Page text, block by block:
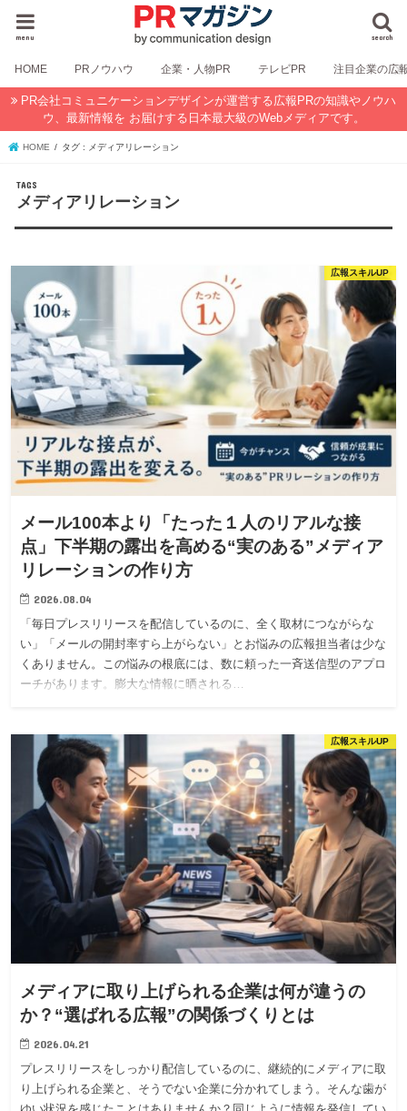
search
menu
HOME PRノウハウ 企業・人物PR テレビPR 注目企業の広
PR会社コミュニケーションデザインが運営する広報PRの知識やノウハ
ウ、最新情報を お届けする日本最大級のWebメディアです。
HOME タグ : メディアリレーション
メディアリレーション
広報スキルUP
メール100本より「たった１人のリアルな接
点」下半期の露出を高める“実のある”メディア
リレーションの作り方
2026.08.04
「毎日プレスリリースを配信しているのに、全く取材につながらな
い」「メールの開封率すら上がらない」とお悩みの広報担当者は少な
くありません。この悩みの根底には、数に頼った一斉送信型のアプロ
ーチがあります。膨大な情報に晒される…
広報スキルUP
メディアに取り上げられる企業は何が違うの
か？“選ばれる広報”の関係づくりとは
2026.04.21
プレスリリースをしっかり配信しているのに、継続的にメディアに取
り上げられる企業と、そうでない企業に分かれてしまう。そんな歯が